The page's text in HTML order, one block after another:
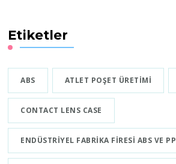
Etiketler
ABS ATLET POŞET ÜRETIMI
CONTACT LENS CASE
ENDÜSTRIYEL FABRIKA FIRESI ABS VE PP